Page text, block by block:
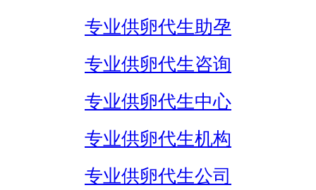
专业供卵代生助孕
专业供卵代生咨询
专业供卵代生中心
专业供卵代生机构
专业供卵代生公司